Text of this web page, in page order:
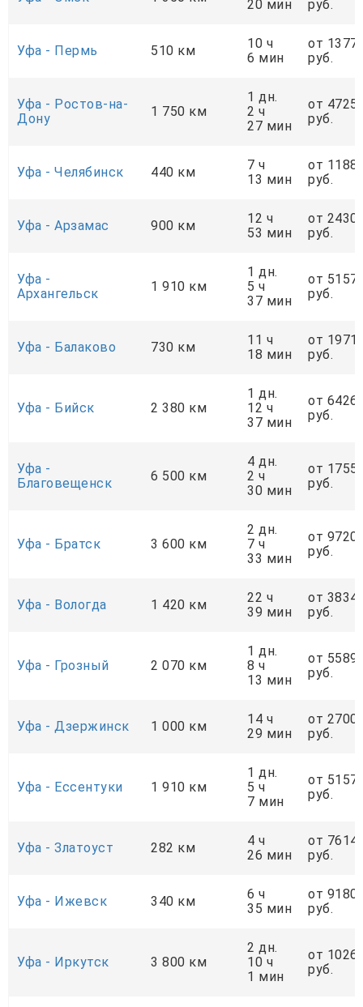
20 мин
руб.
Уфа - Пермь 510 км
10 ч
6 мин
от
руб.
Уфа - Ростов-на-
Дону
1 750 км
1 дн.
2 ч
27 мин
от
руб.
Уфа - Челябинск 440 км
7 ч
13 мин
от
руб.
Уфа - Арзамас 900 км
12 ч
53 мин
от
руб.
Уфа -
Архангельск
1 910 км
1 дн.
5 ч
37 мин
от
руб.
Уфа - Балаково 730 км
11 ч
18 мин
от
руб.
Уфа - Бийск 2 380 км
1 дн.
12 ч
37 мин
от
руб.
Уфа -
Благовещенск
6 500 км
4 дн.
2 ч
30 мин
от
руб.
Уфа - Братск 3 600 км
2 дн.
7 ч
33 мин
от
руб.
Уфа - Вологда 1 420 км
22 ч
39 мин
от
руб.
Уфа - Грозный 2 070 км
1 дн.
8 ч
13 мин
от
руб.
Уфа - Дзержинск 1 000 км
14 ч
29 мин
от
руб.
Уфа - Ессентуки 1 910 км
1 дн.
5 ч
7 мин
от
руб.
Уфа - Златоуст 282 км
4 ч
26 мин
от 7614
руб.
Уфа - Ижевск 340 км
6 ч
35 мин
от 9180
руб.
Уфа - Иркутск 3 800 км
2 дн.
10 ч
1 мин
от
руб.